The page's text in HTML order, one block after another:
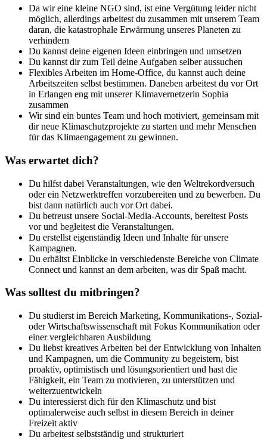
Da wir eine kleine NGO sind, ist eine Vergütung leider nicht
möglich, allerdings arbeitest du zusammen mit unserem Team
daran, die katastrophale Erwärmung unseres Planeten zu
verhindern
Du kannst deine eigenen Ideen einbringen und umsetzen
Du kannst dir zum Teil deine Aufgaben selber aussuchen
Flexibles Arbeiten im Home-Office, du kannst auch deine
Arbeitszeiten selbst bestimmen. Daneben arbeitest du vor Ort
in Erlangen eng mit unserer Klimavernetzerin Sophia
zusammen
Wir sind ein buntes Team und hoch motiviert, gemeinsam mit
dir neue Klimaschutzprojekte zu starten und mehr Menschen
für das Klimaengagement zu gewinnen.
Was erwartet dich?
Du hilfst dabei Veranstaltungen, wie den Weltrekordversuch
oder ein Netzwerktreffen vorzubereiten und zu bewerben. Du
bist dann natürlich auch vor Ort dabei.
Du betreust unsere Social-Media-Accounts, bereitest Posts
vor und begleitest die Veranstaltungen.
Du erstellst eigenständig Ideen und Inhalte für unsere
Kampagnen.
Du erhältst Einblicke in verschiedenste Bereiche von Climate
Connect und kannst an dem arbeiten, was dir Spaß macht.
Was solltest du mitbringen?
Du studierst im Bereich Marketing, Kommunikations-, Sozial-
oder Wirtschaftswissenschaft mit Fokus Kommunikation oder
einer vergleichbaren Ausbildung
Du liebst kreatives Arbeiten bei der Entwicklung von Inhalten
und Kampagnen, um die Community zu begeistern, bist
proaktiv, optimistisch und lösungsorientiert und hast die
Fähigkeit, ein Team zu motivieren, zu unterstützen und
weiterzuentwickeln
Du interessierst dich für den Klimaschutz und bist
optimalerweise auch selbst in diesem Bereich in deiner
Freizeit aktiv
Du arbeitest selbstständig und strukturiert